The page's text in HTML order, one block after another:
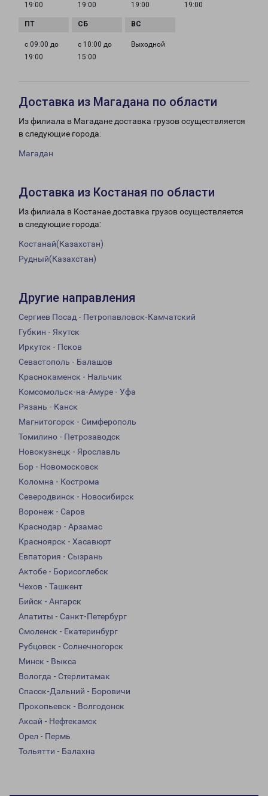
19:00
19:00
19:00
19:00
с 09:00 до
19:00
с 10:00 до
15:00
Выходной
Доставка из Магадана по области
Из филиала в Магадане доставка грузов осуществляется
в следующие города:
Магадан
Доставка из Костаная по области
Из филиала в Костанае доставка грузов осуществляется
в следующие города:
Костанай(Казахстан)
Рудный(Казахстан)
Другие направления
Сергиев Посад - Петропавловск-Камчатский
Губкин - Якутск
Иркутск - Псков
Севастополь - Балашов
Краснокаменск - Нальчик
Комсомольск-на-Амуре - Уфа
Рязань - Канск
Магнитогорск - Симферополь
Томилино - Петрозаводск
Новокузнецк - Ярославль
Бор - Новомосковск
Коломна - Кострома
Северодвинск - Новосибирск
Воронеж - Саров
Краснодар - Арзамас
Красноярск - Хасавюрт
Евпатория - Сызрань
Актобе - Борисоглебск
Чехов - Ташкент
Бийск - Ангарск
Апатиты - Санкт-Петербург
Смоленск - Екатеринбург
Рубцовск - Солнечногорск
Минск - Выкса
Вологда - Стерлитамак
Спасск-Дальний - Боровичи
Прокопьевск - Волгодонск
Аксай - Нефтекамск
Орел - Пермь
Тольятти - Балахна